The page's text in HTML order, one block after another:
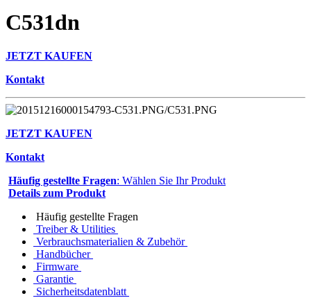
C531dn
JETZT KAUFEN
Kontakt
JETZT KAUFEN
Kontakt
Häufig gestellte Fragen: Wählen Sie Ihr Produkt
Details zum Produkt
Häufig gestellte Fragen
Treiber & Utilities
Verbrauchsmaterialien & Zubehör
Handbücher
Firmware
Garantie
Sicherheitsdatenblatt